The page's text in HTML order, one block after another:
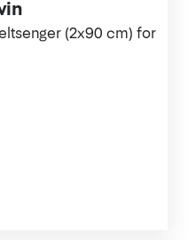
(2x90 cm) for